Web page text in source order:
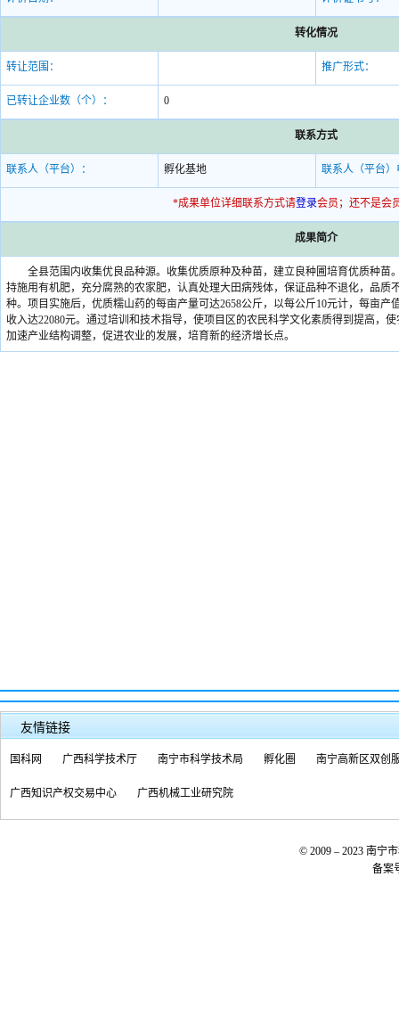
转化情况
转让范围： 推广形式：
已转让企业数（个）： 0
联系方式
联系人（平台）： 孵化基地 联系人（平台）
*成果单位详细联系方式请登录会员；还不是会
成果简介
全县范围内收集优良品种源。收集优质原种及种苗，建立良种圃培育优质种苗
持施用有机肥，充分腐熟的农家肥，认真处理大田病残体，保证品种不退化，品质
种。项目实施后，优质糯山药的每亩产量可达2658公斤，以每公斤10元计，每亩产
收入达22080元。通过培训和技术指导，使项目区的农民科学文化素质得到提高，
加速产业结构调整，促进农业的发展，培育新的经济增长点。
友情链接
国科网 广西科学技术厅 南宁市科学技术局 孵化圈 南宁高新区双创
广西知识产权交易中心 广西机械工业研究院
© 2009 – 2023 南宁
备案